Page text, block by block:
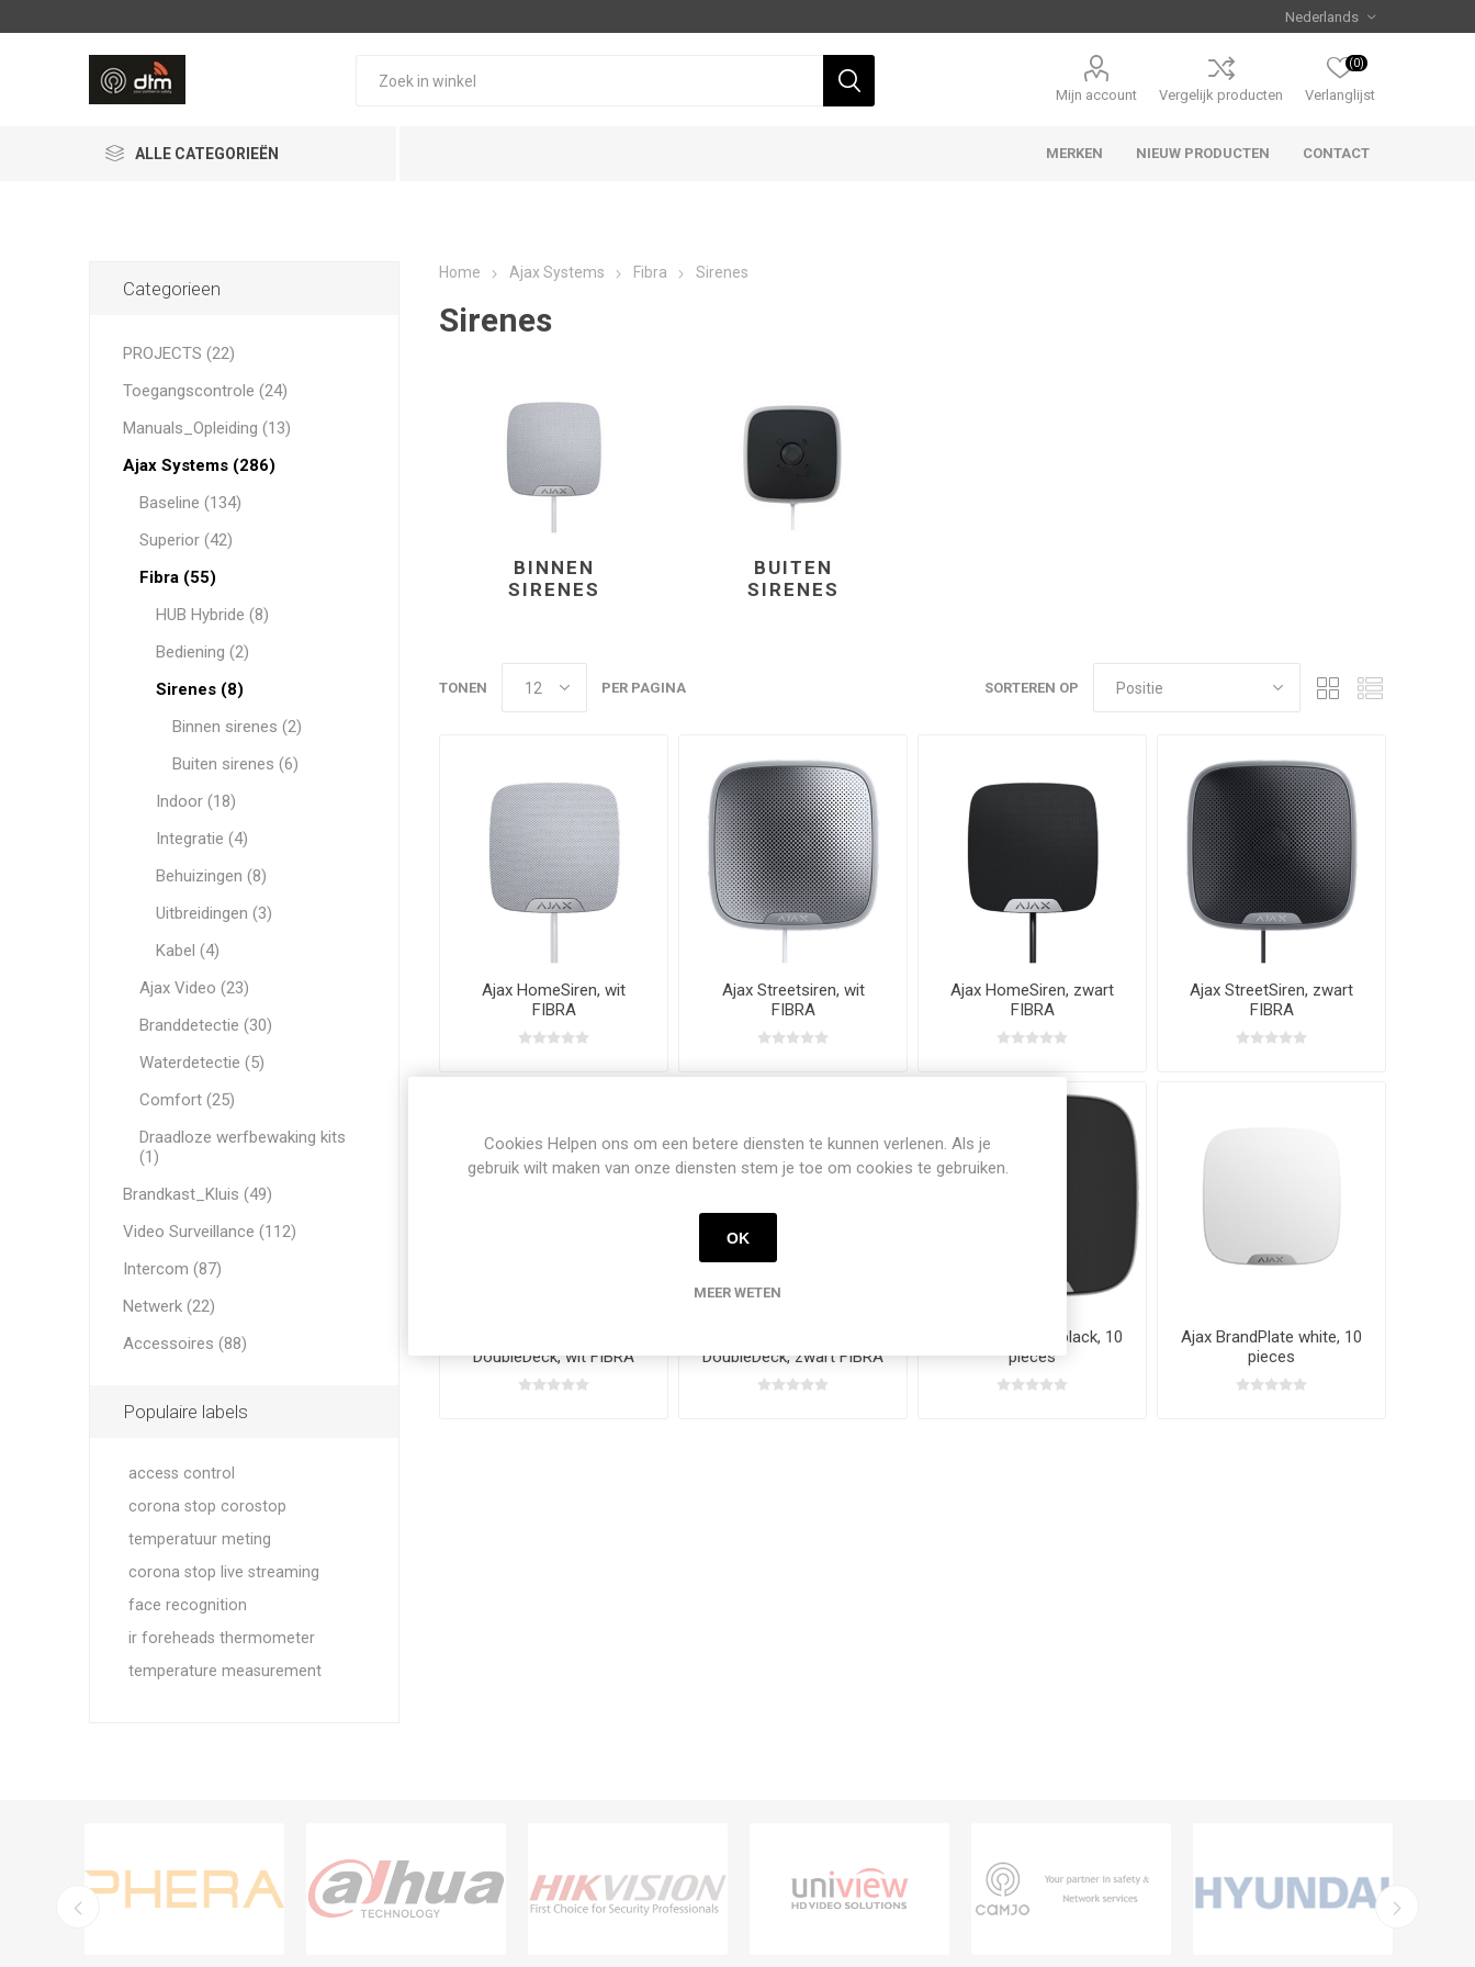
Mijn account Vergelijk producten Verlanglijst
(0)
ALLE CATEGORIEËN MERKEN
AJAX Systems
HYUNDAI
NIEUW PRODUCTEN CONTACT
Home Ajax Systems Fibra Sirenes
Sirenes
BINNEN
SIRENES
BUITEN
SIRENES
SORTEREN OP
TONEN PER PAGINA
Ajax HomeSiren, wit
FIBRA
Ajax Streetsiren, wit
FIBRA
Ajax HomeSiren, zwart
FIBRA
Ajax StreetSiren, zwart
FIBRA
DoubleDeck, wit FIBRA
INCERT
DoubleDeck, zwart FIBRA
INCERT
Ajax BrandPlate black, 10
pieces
Ajax BrandPlate white, 10
pieces
Categorieen
PROJECTS (22)
Toegangscontrole (24)
Manuals_Opleiding (13)
Ajax Systems (286)
Baseline (134)
Superior (42)
Fibra (55)
HUB Hybride (8)
Bediening (2)
Sirenes (8)
Binnen sirenes (2)
Buiten sirenes (6)
Indoor (18)
Integratie (4)
Behuizingen (8)
Uitbreidingen (3)
Kabel (4)
Ajax Video (23)
Branddetectie (30)
Waterdetectie (5)
Comfort (25)
Draadloze werfbewaking kits
(1)
Brandkast_Kluis (49)
Video Surveillance (112)
Intercom (87)
Netwerk (22)
Accessoires (88)
Populaire labels
access control
corona stop corostop
temperatuur meting
corona stop live streaming
face recognition
ir foreheads thermometer
temperature measurement
Cookies Helpen ons om een betere diensten te kunnen verlenen. Als je
gebruik wilt maken van onze diensten stem je toe om cookies te gebruiken.
OK
MEER WETEN